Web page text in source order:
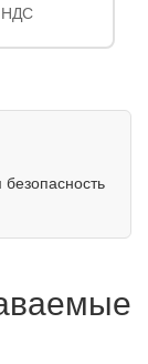
НДС